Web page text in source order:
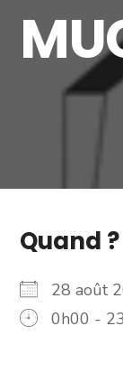
Quand ?
28 août
0h00 -